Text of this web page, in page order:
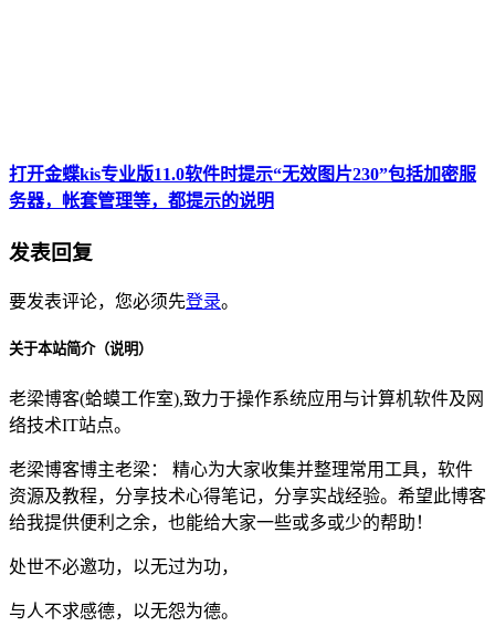
打开金蝶kis专业版11.0软件时提示“无效图片230”包括加密服
务器，帐套管理等，都提示的说明
发表回复
要发表评论，您必须先登录。
关于本站简介（说明）
老梁博客(蛤蟆工作室),致力于操作系统应用与计算机软件及网
络技术IT站点。
老梁博客博主老梁： 精心为大家收集并整理常用工具，软件
资源及教程，分享技术心得笔记，分享实战经验。希望此博客
给我提供便利之余，也能给大家一些或多或少的帮助！
处世不必邀功，以无过为功，
与人不求感德，以无怨为德。